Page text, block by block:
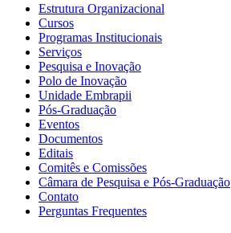
Estrutura Organizacional
Cursos
Programas Institucionais
Serviços
Pesquisa e Inovação
Polo de Inovação
Unidade Embrapii
Pós-Graduação
Eventos
Documentos
Editais
Comitês e Comissões
Câmara de Pesquisa e Pós-Graduação
Contato
Perguntas Frequentes